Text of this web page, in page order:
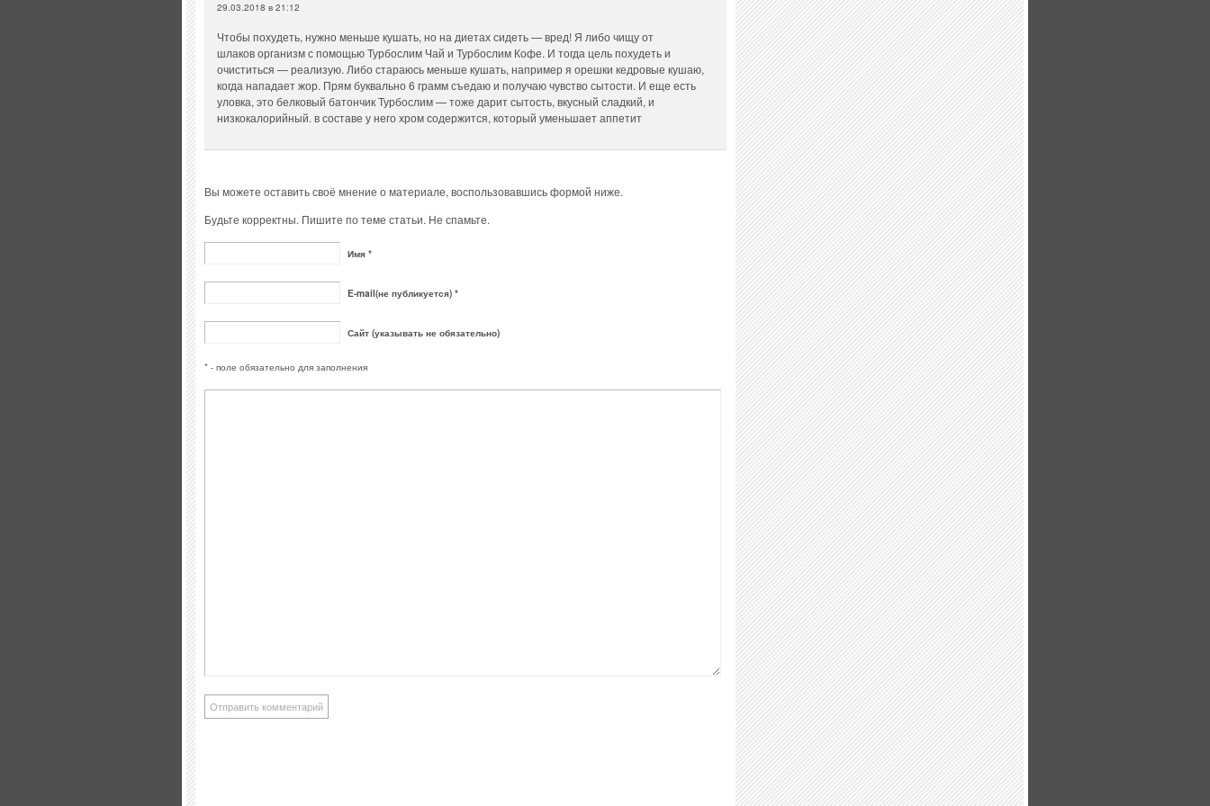
29.03.2018 в 21:12
Чтобы похудеть, нужно меньше кушать, но на диетах сидеть — вред! Я либо чищу от
шлаков организм с помощью Турбослим Чай и Турбослим Кофе. И тогда цель похудеть и
очиститься — реализую. Либо стараюсь меньше кушать, например я орешки кедровые кушаю,
когда нападает жор. Прям буквально 6 грамм съедаю и получаю чувство сытости. И еще есть
уловка, это белковый батончик Турбослим — тоже дарит сытость, вкусный сладкий, и
низкокалорийный. в составе у него хром содержится, который уменьшает аппетит
Вы можете оставить своё мнение о материале, воспользовавшись формой ниже.
Будьте корректны. Пишите по теме статьи. Не спамьте.
Имя *
E-mail(не публикуется) *
Сайт (указывать не обязательно)
* - поле обязательно для заполнения